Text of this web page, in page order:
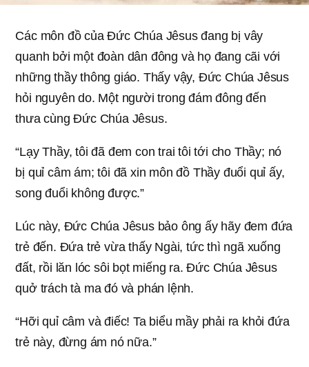
Các môn đồ của Đức Chúa Jêsus đang bị vây
quanh bởi một đoàn dân đông và họ đang cãi với
những thầy thông giáo. Thấy vậy, Đức Chúa Jêsus
hỏi nguyên do. Một người trong đám đông đến
thưa cùng Đức Chúa Jêsus.
“Lạy Thầy, tôi đã đem con trai tôi tới cho Thầy; nó
bị quỉ câm ám; tôi đã xin môn đồ Thầy đuổi quỉ ấy,
song đuổi không được.”
Lúc này, Đức Chúa Jêsus bảo ông ấy hãy đem đứa
trẻ đến. Đứa trẻ vừa thấy Ngài, tức thì ngã xuống
đất, rồi lăn lóc sôi bọt miếng ra. Đức Chúa Jêsus
quở trách tà ma đó và phán lệnh.
“Hỡi quỉ câm và điếc! Ta biểu mầy phải ra khỏi đứa
trẻ này, đừng ám nó nữa.”